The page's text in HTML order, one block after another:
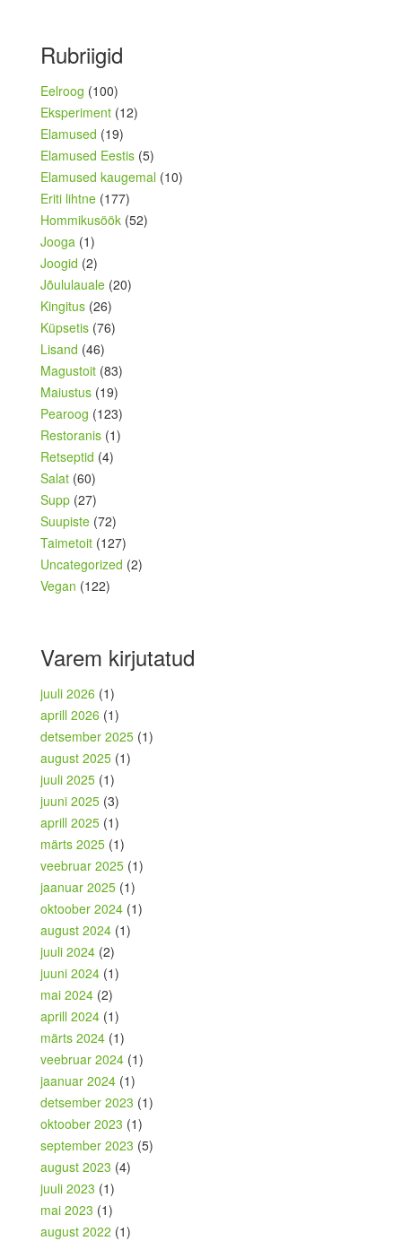
Rubriigid
Eelroog (100)
Eksperiment (12)
Elamused (19)
Elamused Eestis (5)
Elamused kaugemal (10)
Eriti lihtne (177)
Hommikusöök (52)
Jooga (1)
Joogid (2)
Jõululauale (20)
Kingitus (26)
Küpsetis (76)
Lisand (46)
Magustoit (83)
Maiustus (19)
Pearoog (123)
Restoranis (1)
Retseptid (4)
Salat (60)
Supp (27)
Suupiste (72)
Taimetoit (127)
Uncategorized (2)
Vegan (122)
Varem kirjutatud
juuli 2026 (1)
aprill 2026 (1)
detsember 2025 (1)
august 2025 (1)
juuli 2025 (1)
juuni 2025 (3)
aprill 2025 (1)
märts 2025 (1)
veebruar 2025 (1)
jaanuar 2025 (1)
oktoober 2024 (1)
august 2024 (1)
juuli 2024 (2)
juuni 2024 (1)
mai 2024 (2)
aprill 2024 (1)
märts 2024 (1)
veebruar 2024 (1)
jaanuar 2024 (1)
detsember 2023 (1)
oktoober 2023 (1)
september 2023 (5)
august 2023 (4)
juuli 2023 (1)
mai 2023 (1)
august 2022 (1)